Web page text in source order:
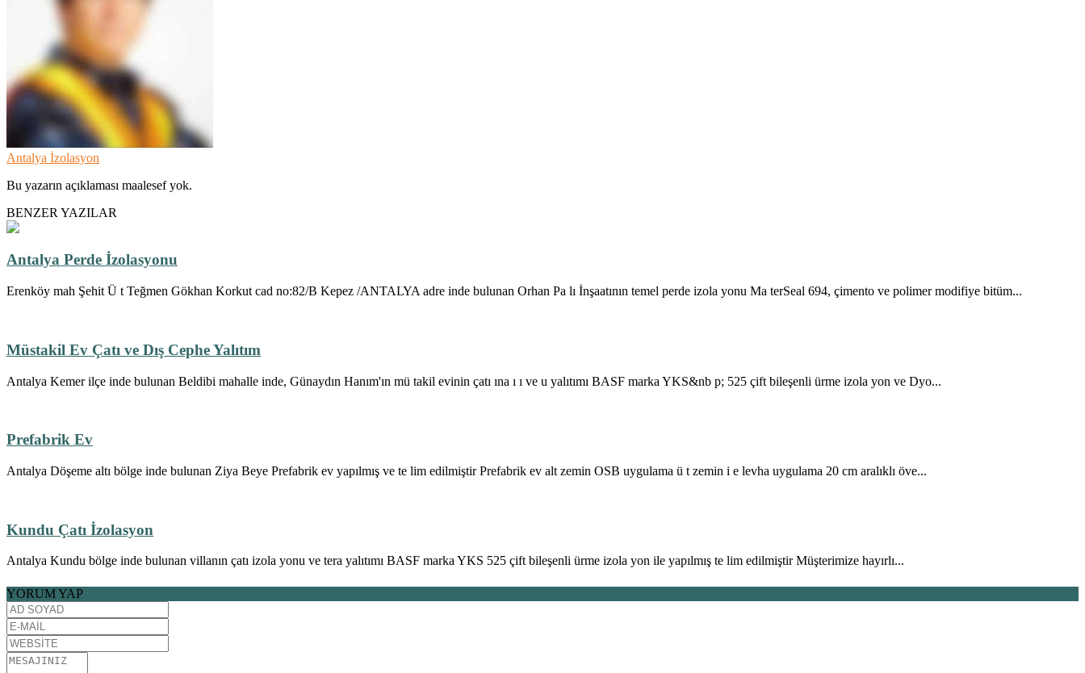
Antalya İzolasyon
Bu yazarın açıklaması maalesef yok.
BENZER YAZILAR
Antalya Perde İzolasyonu
Erenköy mah Şehit Ü t Teğmen Gökhan Korkut cad no:82/B Kepez /ANTALYA adre inde bulunan Orhan Pa lı İnşaatının temel perde izola yonu Ma terSeal 694, çimento ve polimer modifiye bitüm...
Müstakil Ev Çatı ve Dış Cephe Yalıtım
Antalya Kemer ilçe inde bulunan Beldibi mahalle inde, Günaydın Hanım'ın mü takil evinin çatı ına ı ı ve u yalıtımı BASF marka YKS&nb p; 525 çift bileşenli ürme izola yon ve Dyo...
Prefabrik Ev
Antalya Döşeme altı bölge inde bulunan Ziya Beye Prefabrik ev yapılmış ve te lim edilmiştir Prefabrik ev alt zemin OSB uygulama ü t zemin i e levha uygulama 20 cm aralıklı öve...
Kundu Çatı İzolasyon
Antalya Kundu bölge inde bulunan villanın çatı izola yonu ve tera yalıtımı BASF marka YKS 525 çift bileşenli ürme izola yon ile yapılmış te lim edilmiştir Müşterimize hayırlı...
YORUM YAP